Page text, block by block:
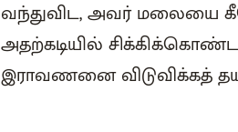
வந்துவிட, அவர் மலையை
அதற்கடியில்
இராவணனை விடுவிக்கத்